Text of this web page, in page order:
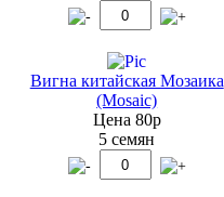
Вигна китайская Мозаика
(Mosaic)
Цена 80р
5 семян